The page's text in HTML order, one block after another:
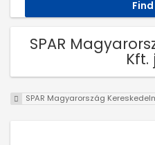
SPAR
Kft.
SPAR Magyarország